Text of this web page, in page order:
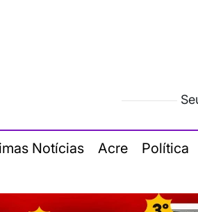
Notícias Acre Política